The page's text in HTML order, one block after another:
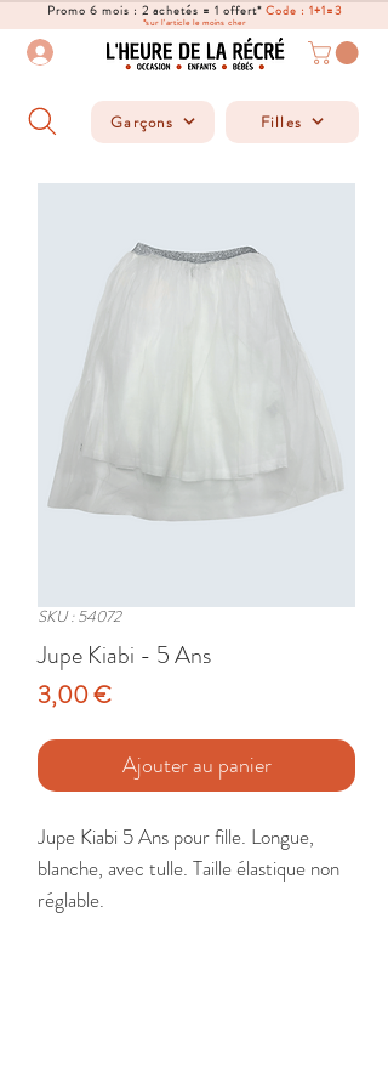
Promo 6 mois : 2 achetés = 1 offert*Code : 1+1=3
*sur l'article le moins cher
Garçons Filles
SKU : 54072
Jupe Kiabi - 5 Ans
3,00 €Prix
Ajouter au panier
Jupe Kiabi 5 Ans pour fille. Longue,
blanche, avec tulle. Taille élastique non
réglable.